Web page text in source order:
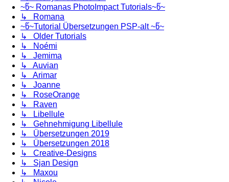
~წ~ Romanas PhotoImpact Tutorials~წ~
↳ Romana
~წ~Tutorial Übersetzungen PSP-alt ~წ~
↳ Older Tutorials
↳ Noémi
↳ Jemima
↳ Auvian
↳ Arimar
↳ Joanne
↳ RoseOrange
↳ Raven
↳ Libellule
↳ Gehnehmigung Libellule
↳ Übersetzungen 2019
↳ Übersetzungen 2018
↳ Creative-Designs
↳ Sjan Design
↳ Maxou